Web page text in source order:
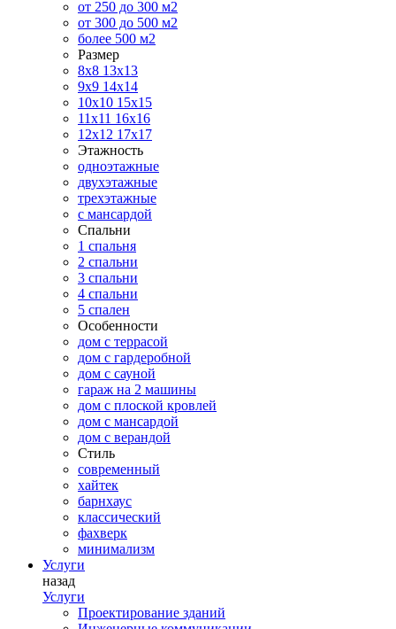
от 250 до 300 м2
от 300 до 500 м2
более 500 м2
Размер
8х8 13х13
9х9 14х14
10х10 15х15
11x11 16х16
12х12 17х17
Этажность
одноэтажные
двухэтажные
трехэтажные
с мансардой
Спальни
1 спальня
2 спальни
3 спальни
4 спальни
5 спален
Особенности
дом с террасой
дом с гардеробной
дом с сауной
гараж на 2 машины
дом с плоской кровлей
дом с мансардой
дом с верандой
Стиль
современный
хайтек
барнхаус
классический
фахверк
минимализм
Услуги
назад
Услуги
Проектирование зданий